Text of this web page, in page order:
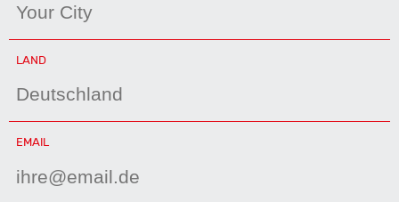
PFLICHTFELD
LAND
PFLICHTFELD
EMAIL